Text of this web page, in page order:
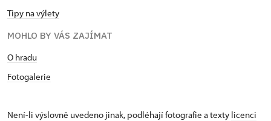
Tipy na výlety
MOHLO BY VÁS ZAJÍMAT
O hradu
Fotogalerie
Není-li výslovně uvedeno jinak, podléhají fotografie a texty licenci